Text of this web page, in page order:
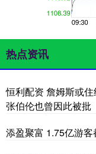
热点资讯
恒利配资 詹姆斯或
张伯伦也曾因此被批
添盈聚富 1.75亿游客